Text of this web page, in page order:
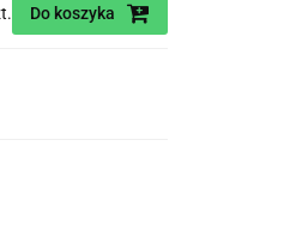
Do koszyka